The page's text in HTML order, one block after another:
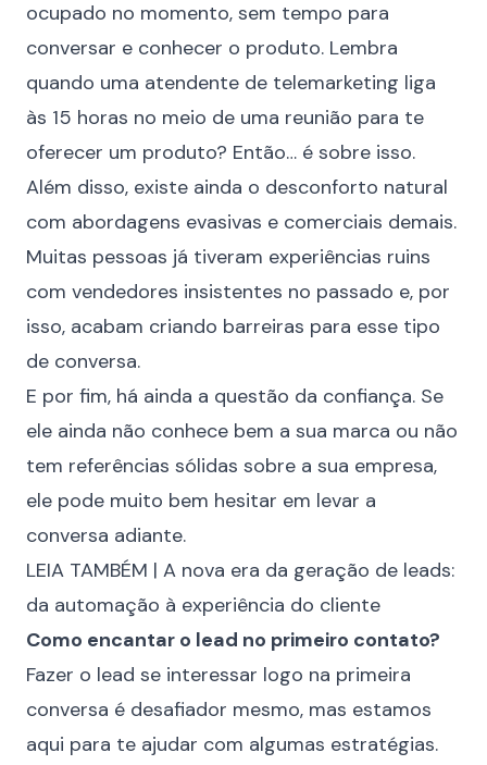
ocupado no momento, sem tempo para
conversar e conhecer o produto. Lembra
quando uma atendente de telemarketing liga
às 15 horas no meio de uma reunião para te
oferecer um produto? Então… é sobre isso.
Além disso, existe ainda o desconforto natural
com abordagens evasivas e comerciais demais.
Muitas pessoas já tiveram experiências ruins
com vendedores insistentes no passado e, por
isso, acabam criando barreiras para esse tipo
de conversa.
E por fim, há ainda a questão da confiança. Se
ele ainda não conhece bem a sua marca ou não
tem referências sólidas sobre a sua empresa,
ele pode muito bem hesitar em levar a
conversa adiante.
LEIA TAMBÉM | A nova era da geração de leads:
da automação à experiência do cliente
Como encantar o lead no primeiro contato?
Fazer o lead se interessar logo na primeira
conversa é desafiador mesmo, mas estamos
aqui para te ajudar com algumas estratégias.